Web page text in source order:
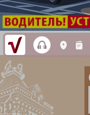
h L n